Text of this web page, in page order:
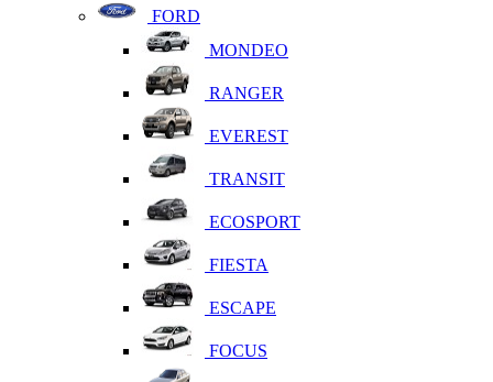
FORD
MONDEO
RANGER
EVEREST
TRANSIT
ECOSPORT
FIESTA
ESCAPE
FOCUS